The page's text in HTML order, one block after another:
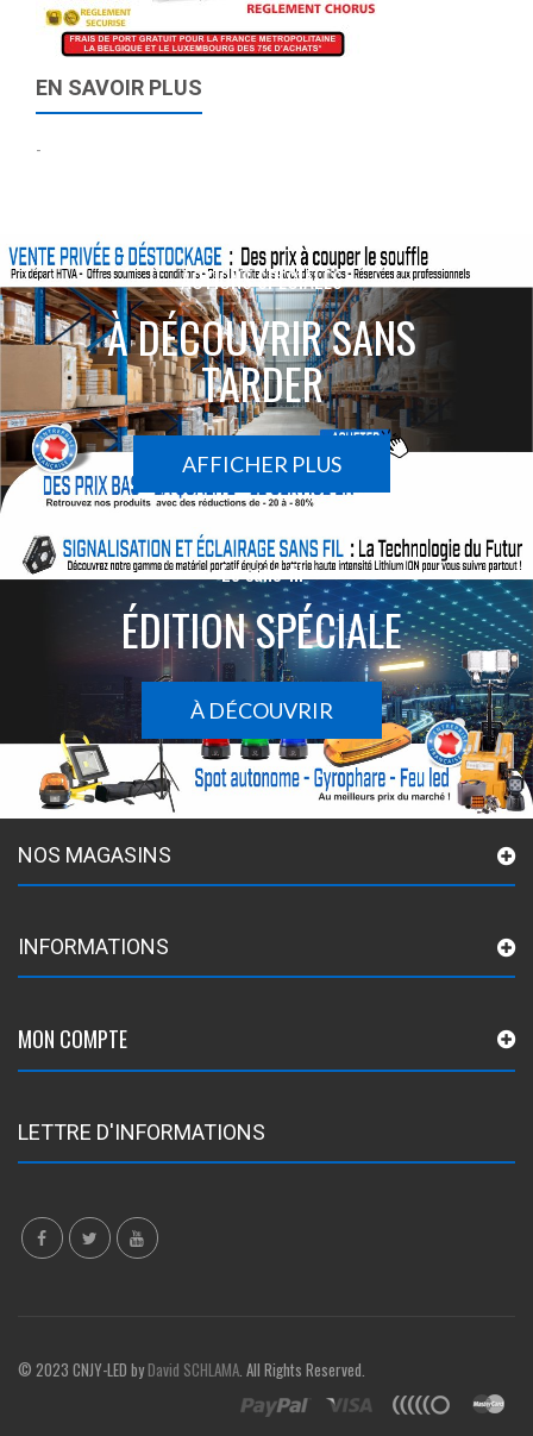
EN SAVOIR PLUS
-
ACTIONS SPÉCIALES
À DÉCOUVRIR SANS
TARDER
AFFICHER PLUS
Le sans-fil
ÉDITION SPÉCIALE
À DÉCOUVRIR
NOS MAGASINS
INFORMATIONS
MON COMPTE
LETTRE D'INFORMATIONS
© 2023 CNJY-LED byDavid SCHLAMA. All Rights Reserved.